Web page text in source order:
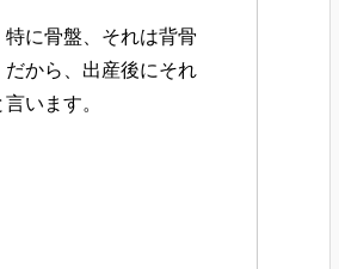
に骨盤、それは背骨
から、出産後にそれ
います。